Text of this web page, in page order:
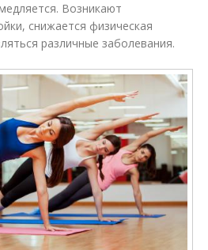
Возникают
снижается физическая
различные заболевания.